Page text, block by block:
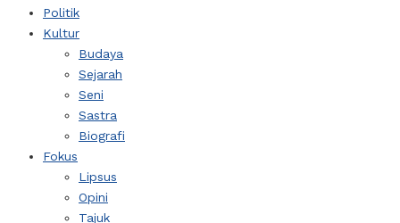
Politik
Kultur
Budaya
Sejarah
Seni
Sastra
Biografi
Fokus
Lipsus
Opini
Tajuk